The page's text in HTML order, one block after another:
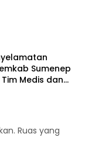
Sumenep
Medis dan
Ruas yang